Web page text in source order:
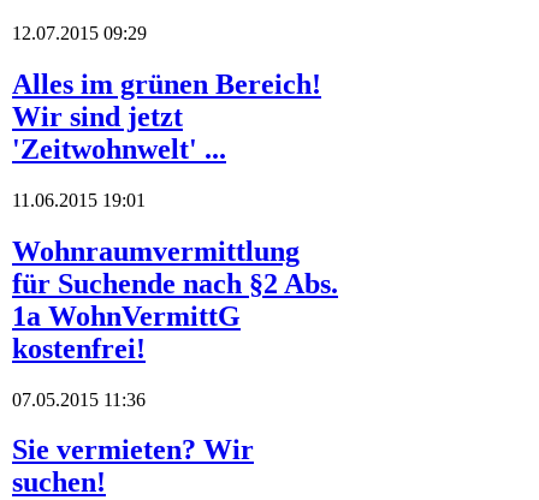
12.07.2015 09:29
Alles im grünen Bereich!
Wir sind jetzt
'Zeitwohnwelt' ...
11.06.2015 19:01
Wohnraumvermittlung
für Suchende nach §2 Abs.
1a WohnVermittG
kostenfrei!
07.05.2015 11:36
Sie vermieten? Wir
suchen!